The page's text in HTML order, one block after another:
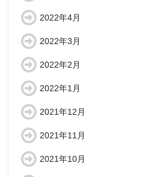
2022年4月
2022年3月
2022年2月
2022年1月
2021年12月
2021年11月
2021年10月